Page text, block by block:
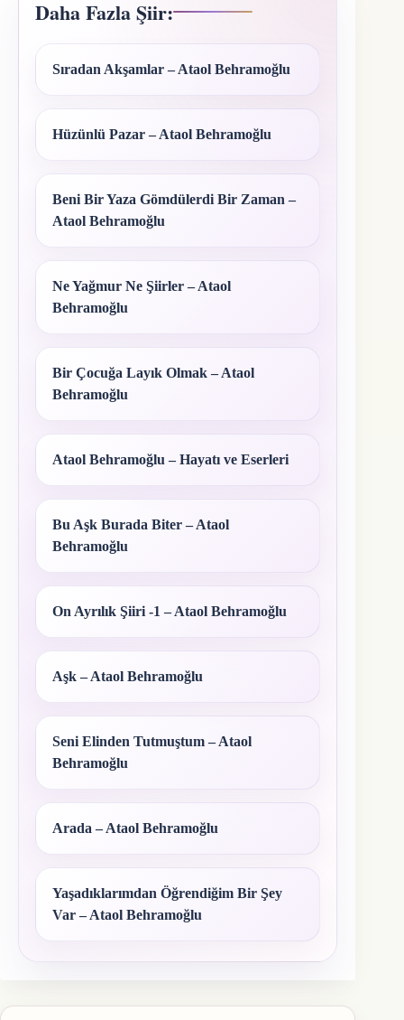
Daha Fazla Şiir:
Sıradan Akşamlar – Ataol Behramoğlu
Hüzünlü Pazar – Ataol Behramoğlu
Beni Bir Yaza Gömdülerdi Bir Zaman –
Ataol Behramoğlu
Ne Yağmur Ne Şiirler – Ataol
Behramoğlu
Bir Çocuğa Layık Olmak – Ataol
Behramoğlu
Ataol Behramoğlu – Hayatı ve Eserleri
Bu Aşk Burada Biter – Ataol
Behramoğlu
On Ayrılık Şiiri -1 – Ataol Behramoğlu
Aşk – Ataol Behramoğlu
Seni Elinden Tutmuştum – Ataol
Behramoğlu
Arada – Ataol Behramoğlu
Yaşadıklarımdan Öğrendiğim Bir Şey
Var – Ataol Behramoğlu